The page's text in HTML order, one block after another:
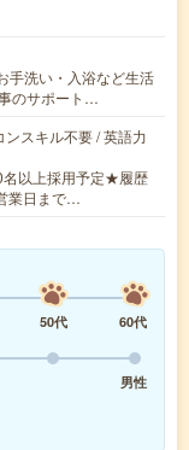
洗い・入浴など生活
のサポート…
スキル不要 / 英語力
以上採用予定★履歴
業日まで…
50代
60代
男性